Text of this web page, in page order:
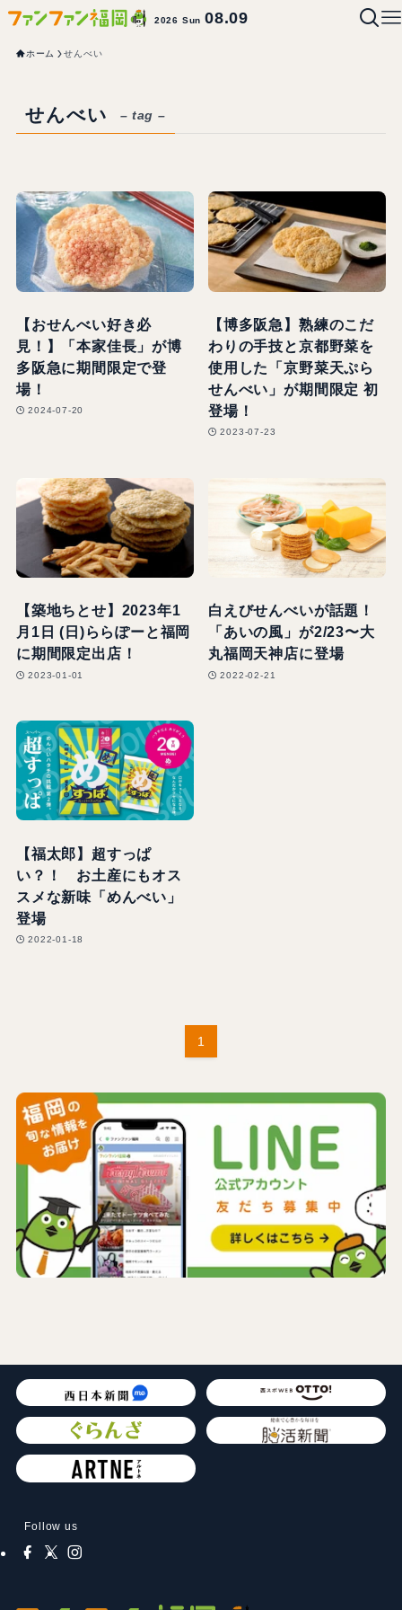
2026 Sun08.09
ホーム せんべい
せんべい – tag –
【おせんべい好き必
見！】「本家佳長」が博
多阪急に期間限定で登
場！
2024-07-20
【博多阪急】熟練のこだ
わりの手技と京都野菜を
使用した「京野菜天ぷら
せんべい」が期間限定 初
登場！
2023-07-23
【築地ちとせ】2023年1
月1日 (日)ららぽーと福岡
に期間限定出店！
2023-01-01
白えびせんべいが話題！
「あいの風」が2/23〜大
丸福岡天神店に登場
2022-02-21
【福太郎】超すっぱ
い？！ お土産にもオス
スメな新味「めんべい」
登場
2022-01-18
1
Follow us